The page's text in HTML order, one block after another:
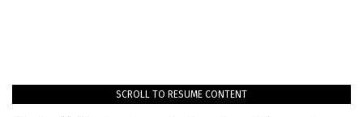
SCROLL TO RESUME CONTENT